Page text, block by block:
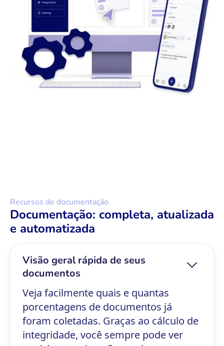
Recursos de documentação
Documentação: completa, atualizada
e automatizada
Visão geral rápida de seus
documentos
Veja facilmente quais e quantas
porcentagens de documentos já
foram coletadas. Graças ao cálculo de
integridade, você sempre pode ver